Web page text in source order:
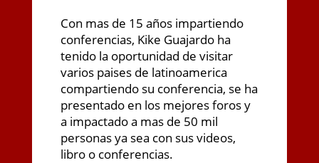
Con mas de 15 años impartiendo
conferencias, Kike Guajardo ha
tenido la oportunidad de visitar
varios paises de latinoamerica
compartiendo su conferencia, se ha
presentado en los mejores foros y
a impactado a mas de 50 mil
personas ya sea con sus videos,
libro o conferencias.